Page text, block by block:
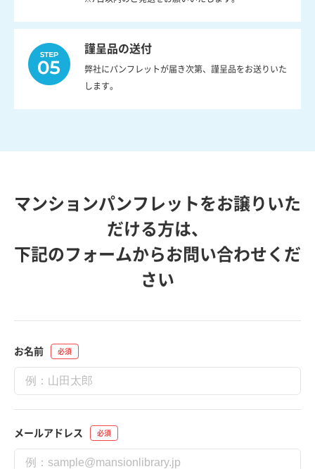
謹呈品の送付
弊社にパンフレットが届き次第、謹呈品をお送りいた
します。
マンションパンフレットをお譲りいた
だける方は、
下記のフォームからお問い合わせくだ
さい
お名前
メールアドレス